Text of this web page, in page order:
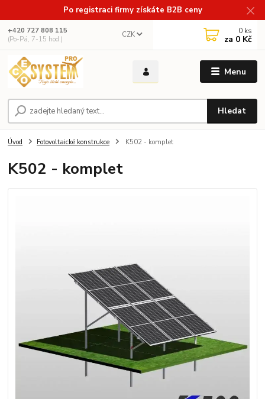
Po registraci firmy získáte B2B ceny
Menu
CZK
Hledat
+420 727 808 115
(Po-Pá, 7-15 hod.)
0 ks
za 0 Kč
Úvod Fotovoltaické konstrukce K502 - komplet
K502 - komplet